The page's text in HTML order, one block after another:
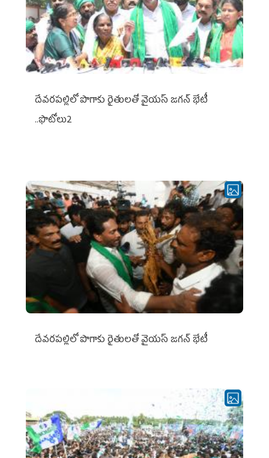
దేవరపల్లిలో పొగాకు రైతులతో వైయస్ జగన్ భేటీ
..ఫొటోలు2
దేవరపల్లిలో పొగాకు రైతులతో వైయస్ జగన్ భేటీ